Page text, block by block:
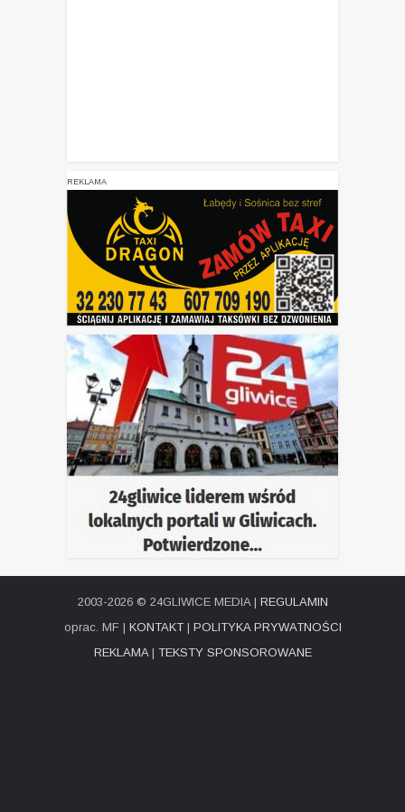
REKLAMA
2003-2026 © 24GLIWICE MEDIA | REGULAMIN
oprac. MF | KONTAKT| POLITYKA PRYWATNOŚCI
REKLAMA| TEKSTY SPONSOROWANE